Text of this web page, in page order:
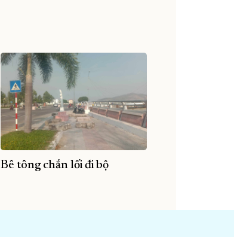
Bê tông chắn lối đi bộ